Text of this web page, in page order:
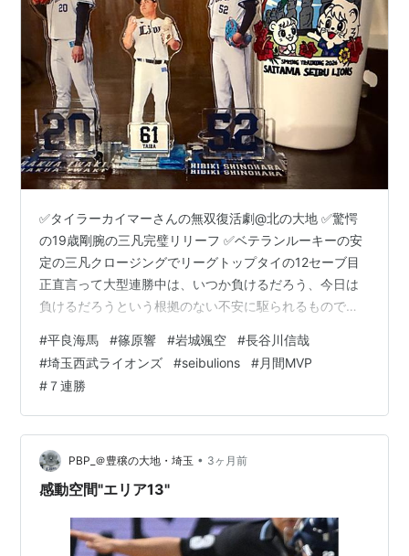
✅タイラーカイマーさんの無双復活劇@北の大地 ✅驚愕
の19歳剛腕の三凡完璧リリーフ ✅ベテランルーキーの安
定の三凡クロージングでリーグトップタイの12セーブ目
正直言って大型連勝中は、いつか負けるだろう、今日は
負けるだろうという根拠のない不安に駆られるものです
もあって、その強迫観念は強まりました。 しかし、それ
以上に相手投手・達の方が、実質メジャーリーガー😁タ
イラー・カイマーさんとのマッチアップで感じていたプ
レッシャーが重たく、先にその重みに押し潰れてくれた
ような6回の突然のコントロールの乱れからの失点。 そ
の6回。 満塁の絶好機に、最低限の犠…
#平良海馬 #篠原響 #岩城颯空 #長谷川信哉
#埼玉西武ライオンズ #seibulions #月間MVP
# ７連勝
PBP_＠豊穣の大地・埼玉 • 3ヶ月前
感動空間"エリア13"